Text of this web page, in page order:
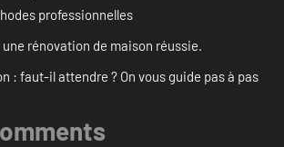
professionnelles
rénovation de maison réussie.
: faut-il attendre ? On vous guide pas à pas